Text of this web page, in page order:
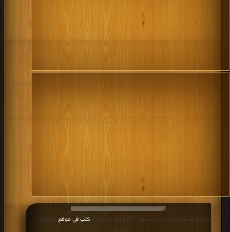
قراءة و تحميل كتاب كتاب الستارة PDF مجانا | مكتبة > كتب في موقع
| التحميل : مرة/